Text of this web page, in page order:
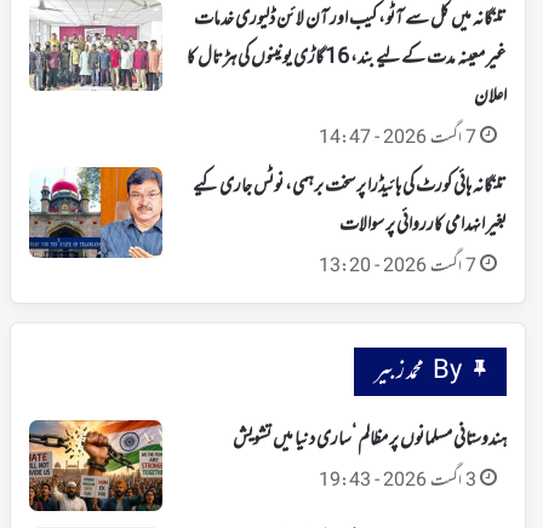
تلنگانہ میں کل سے آٹو، کیب اور آن لائن ڈلیوری خدمات
غیر معینہ مدت کے لیے بند، 16 گاڑی یونینوں کی ہڑتال کا
اعلان
7 اگست 2026 - 14:47
تلنگانہ ہائی کورٹ کی ہائیڈرا پر سخت برہمی، نوٹس جاری کیے
بغیر انہدامی کارروائی پر سوالات
7 اگست 2026 - 13:20
By محمد زبیر
ہندوستانی مسلمانوں پر مظالم ‘ساری دنیا میں تشویش
3 اگست 2026 - 19:43